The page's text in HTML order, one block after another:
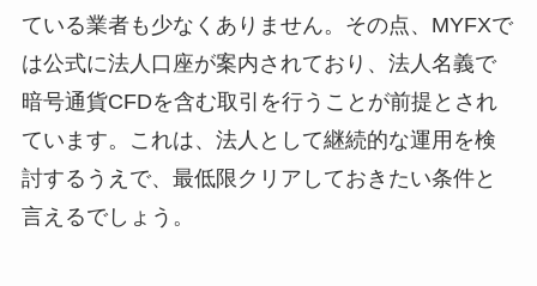
ている業者も少なくありません。その点、MYFXで
は公式に法人口座が案内されており、法人名義で
暗号通貨CFDを含む取引を行うことが前提とされ
ています。これは、法人として継続的な運用を検
討するうえで、最低限クリアしておきたい条件と
言えるでしょう。